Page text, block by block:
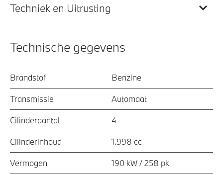
Techniek en Uitrusting
Technische gegevens
Brandstof Benzine
Transmissie Automaat
Cilinderaantal 4
Cilinderinhoud 1.998 cc
Vermogen 190 kW / 258 pk